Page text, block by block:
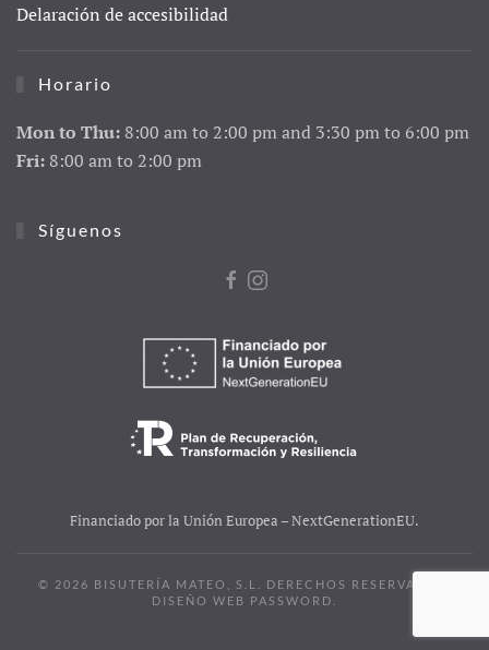
Delaración de accesibilidad
Horario
Mon to Thu: 8:00 am to 2:00 pm and 3:30 pm to 6:00 pm
Fri: 8:00 am to 2:00 pm
Síguenos
Financiado por la Unión Europea – NextGenerationEU.
© 2026 BISUTERÍA MATEO, S.L. DERECHOS RESERVADOS.
DISEÑO WEB PASSWORD